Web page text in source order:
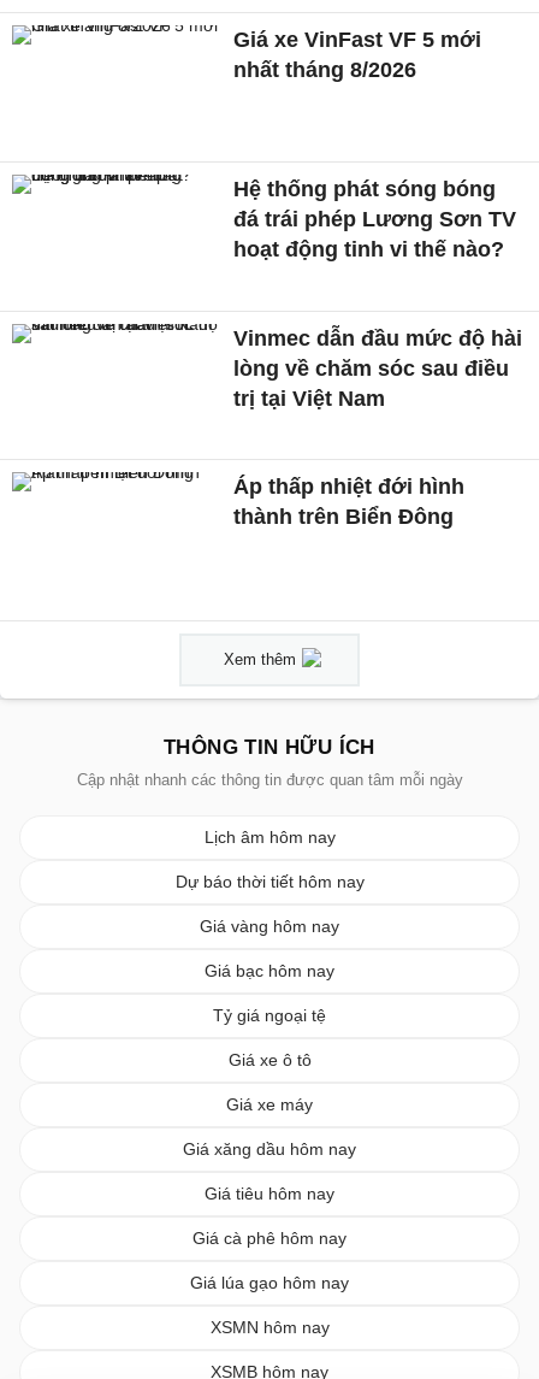
Giá xe VinFast VF 5 mới
nhất tháng 8/2026
Hệ thống phát sóng bóng
đá trái phép Lương Sơn TV
hoạt động tinh vi thế nào?
Vinmec dẫn đầu mức độ hài
lòng về chăm sóc sau điều
trị tại Việt Nam
Áp thấp nhiệt đới hình
thành trên Biển Đông
Xem thêm
THÔNG TIN HỮU ÍCH
Cập nhật nhanh các thông tin được quan tâm mỗi ngày
Lịch âm hôm nay
Dự báo thời tiết hôm nay
Giá vàng hôm nay
Giá bạc hôm nay
Tỷ giá ngoại tệ
Giá xe ô tô
Giá xe máy
Giá xăng dầu hôm nay
Giá tiêu hôm nay
Giá cà phê hôm nay
Giá lúa gạo hôm nay
XSMN hôm nay
XSMB hôm nay